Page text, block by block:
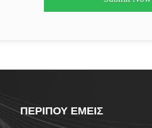
ΠΕΡΊΠΟΥ ΕΜΕΊΣ